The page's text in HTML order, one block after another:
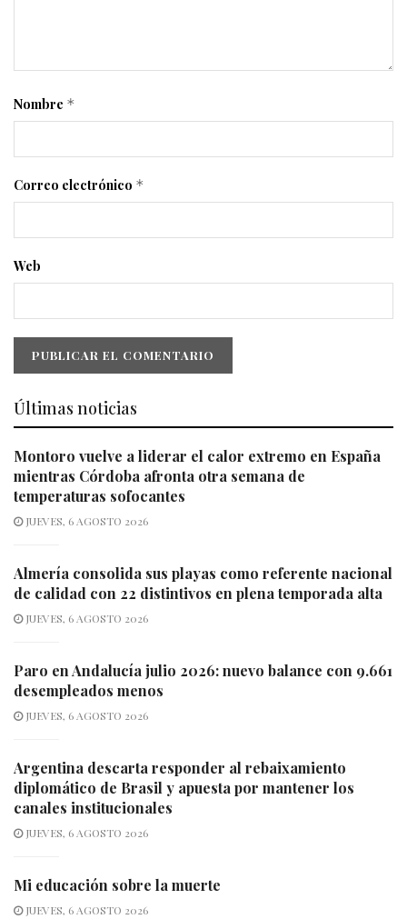
Nombre *
Correo electrónico *
Web
Últimas noticias
Montoro vuelve a liderar el calor extremo en España
mientras Córdoba afronta otra semana de
temperaturas sofocantes
JUEVES, 6 AGOSTO 2026
Almería consolida sus playas como referente nacional
de calidad con 22 distintivos en plena temporada alta
JUEVES, 6 AGOSTO 2026
Paro en Andalucía julio 2026: nuevo balance con 9.661
desempleados menos
JUEVES, 6 AGOSTO 2026
Argentina descarta responder al rebaixamiento
diplomático de Brasil y apuesta por mantener los
canales institucionales
JUEVES, 6 AGOSTO 2026
Mi educación sobre la muerte
JUEVES, 6 AGOSTO 2026